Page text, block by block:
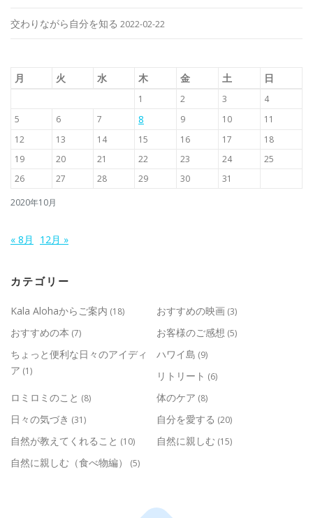
交わりながら自分を知る 2022-02-22
2020年10月
月 火 水 木 金 土 日
1 2 3
4
5
6 7 8 9 10
11
12
13 14 15 16 17
18
19
20 21 22 23 24
25
26
27 28 29 30 31
« 8月 12月 »
カテゴリー
Kala Alohaからご案内 (18) おすすめの映画 (3)
おすすめの本 (7) お客様のご感想 (5)
ちょっと便利な日々のアイディ
ア (1)
ハワイ島 (9)
リトリート (6)
ロミロミのこと (8) 体のケア (8)
日々の気づき (31) 自分を愛する (20)
自然が教えてくれること (10) 自然に親しむ (15)
自然に親しむ（食べ物編） (5)